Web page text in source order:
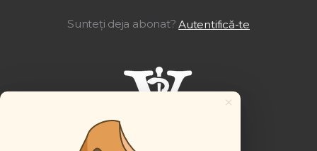
Sunteți deja abonat? Autentifică-te
×